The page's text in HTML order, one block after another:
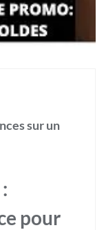
sur un
pour